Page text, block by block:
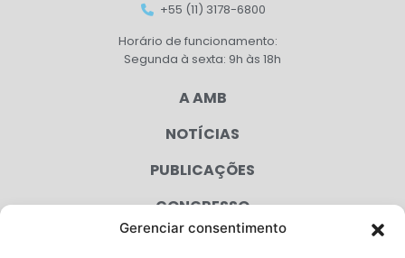
Gerenciar consentimento
+55 (11) 3178-6800
Horário de funcionamento:
Segunda à sexta: 9h às 18h
A AMB
NOTÍCIAS
PUBLICAÇÕES
CONGRESSO